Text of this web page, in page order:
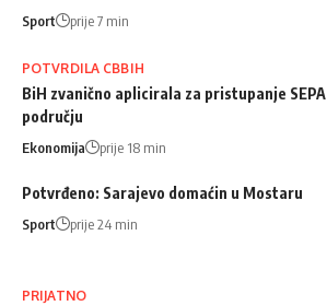
Sport prije 7 min
POTVRDILA CBBIH
BiH zvanično aplicirala za pristupanje SEPA
području
Ekonomija prije 18 min
Potvrđeno: Sarajevo domaćin u Mostaru
Sport prije 24 min
PRIJATNO